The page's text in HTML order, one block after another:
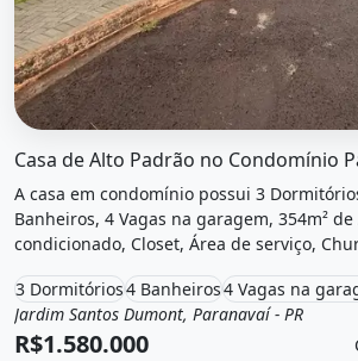
A casa em condomínio possui 3
Banheiros, 4 Vagas na garagem, 354m² de
condicionado, Closet, Área de serviço,
localizado em Acesso Direto À Área da
venda por R$1.580.000 e Condomínio por
3 Dormitórios4 Banheiros4 Vagas na
Venda
Casa em condomínio
Jardim Santos Dumont, Paranavaí - PR
R$1.580.000